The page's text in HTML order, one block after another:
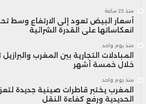
منذ 23 ساعة
أسعار البيض تعود إلى الارتفاع وسط
انعكاساتها على القدرة الشرائية
منذ يوم واحد
خلال خمسة أشهر
منذ يوم واحد
المغرب يختبر قاطرات صينية جديدة
الحديدية ورفع كفاءة النقل